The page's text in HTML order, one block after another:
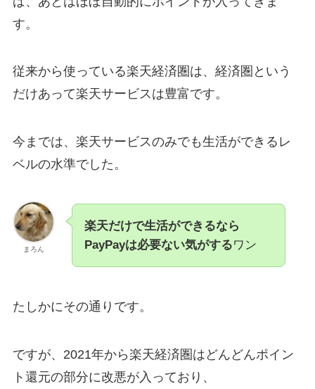
す。
従来から使っている楽天経済圏は、経済圏という
だけあって楽天サービスは豊富です。
今までは、楽天サービスのみでも生活ができるレ
ベルの水準でした。
まろん
楽天だけで生活ができるなら
PayPayは必要ない気がするワン
たしかにその通りです。
ですが、2021年から楽天経済圏はどんどんポイン
ト還元の部分に改悪が入っており、